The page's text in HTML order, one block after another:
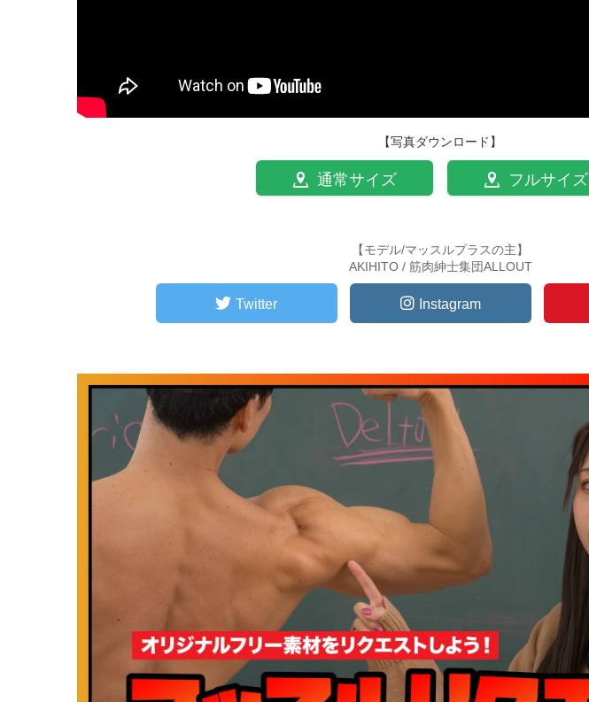
【写真ダウンロード】
通常サイズ フルサイズ
【モデル/マッスルプラスの主】
AKIHITO / 筋肉紳士集団ALLOUT
Twitter Instagram